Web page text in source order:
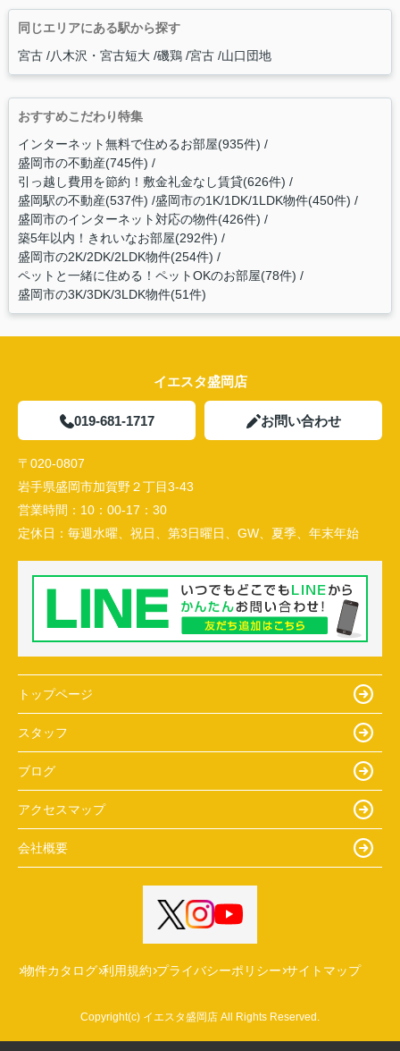
同じエリアにある駅から探す
宮古 八木沢・宮古短大 磯鶏 宮古 山口団地
おすすめこだわり特集
インターネット無料で住めるお部屋(935件)
盛岡市の不動産(745件)
引っ越し費用を節約！敷金礼金なし賃貸(626件)
盛岡駅の不動産(537件) 盛岡市の1K/1DK/1LDK物件(450件)
盛岡市のインターネット対応の物件(426件)
築5年以内！きれいなお部屋(292件)
盛岡市の2K/2DK/2LDK物件(254件)
ペットと一緒に住める！ペットOKのお部屋(78件)
盛岡市の3K/3DK/3LDK物件(51件)
イエスタ盛岡店
019-681-1717 お問い合わせ
〒020-0807
岩手県盛岡市加賀野２丁目3-43
営業時間： 10：00-17：30
定休日： 毎週水曜、祝日、第3日曜日、GW、夏季、年末年始
トップページ
スタッフ
ブログ
アクセスマップ
会社概要
物件カタログ 利用規約 プライバシーポリシー サイトマップ
Copyright(c) イエスタ盛岡店 All Rights Reserved.